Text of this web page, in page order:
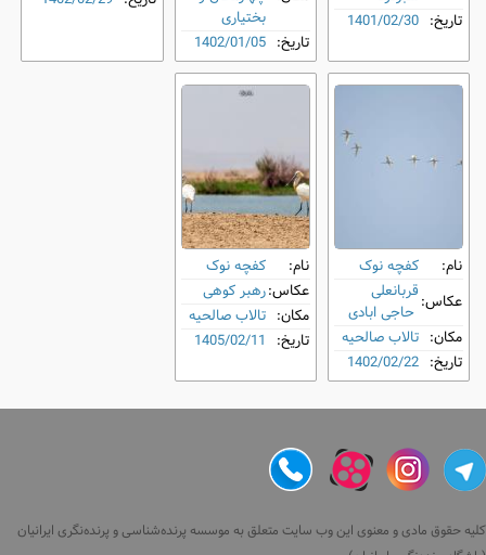
تاریخ: 1401/02/30
بختیاری
تاریخ: 1402/01/05
نام:
کفچه نوک
عکاس:قربانعلی
حاجی ابادی
مکان: تالاب صالحیه
تاریخ: 1402/02/22
نام:
کفچه نوک
عکاس:رهبر کوهی
مکان: تالاب صالحیه
تاریخ: 1405/02/11
کلیه حقوق مادی و معنوی این وب سایت متعلق به موسسه پرنده‌شناسی و پرنده‌نگری ایرانیان